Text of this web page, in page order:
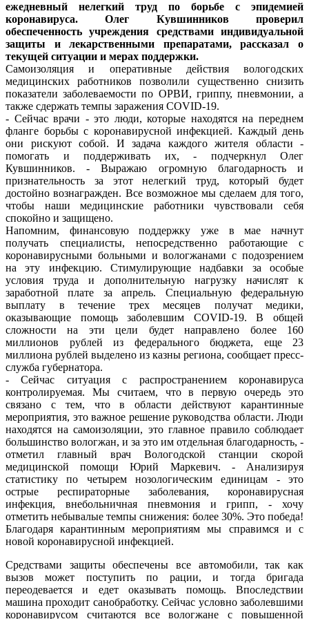
ежедневный нелегкий труд по борьбе с эпидемией
коронавируса. Олег Кувшинников проверил
обеспеченность учреждения средствами индивидуальной
защиты и лекарственными препаратами, рассказал о
текущей ситуации и мерах поддержки.
Самоизоляция и оперативные действия вологодских
медицинских работников позволили существенно снизить
показатели заболеваемости по ОРВИ, гриппу, пневмонии, а
также сдержать темпы заражения COVID-19.
- Сейчас врачи - это люди, которые находятся на переднем
фланге борьбы с коронавирусной инфекцией. Каждый день
они рискуют собой. И задача каждого жителя области -
помогать и поддерживать их, - подчеркнул Олег
Кувшинников. - Выражаю огромную благодарность и
признательность за этот нелегкий труд, который будет
достойно вознагражден. Все возможное мы сделаем для того,
чтобы наши медицинские работники чувствовали себя
спокойно и защищено.
Напомним, финансовую поддержку уже в мае начнут
получать специалисты, непосредственно работающие с
коронавирусными больными и вологжанами с подозрением
на эту инфекцию. Стимулирующие надбавки за особые
условия труда и дополнительную нагрузку начислят к
заработной плате за апрель. Специальную федеральную
выплату в течение трех месяцев получат медики,
оказывающие помощь заболевшим COVID-19. В общей
сложности на эти цели будет направлено более 160
миллионов рублей из федерального бюджета, еще 23
миллиона рублей выделено из казны региона, сообщает пресс-
служба губернатора.
- Сейчас ситуация с распространением коронавируса
контролируемая. Мы считаем, что в первую очередь это
связано с тем, что в области действуют карантинные
мероприятия, это важное решение руководства области. Люди
находятся на самоизоляции, это главное правило соблюдает
большинство вологжан, и за это им отдельная благодарность, -
отметил главный врач Вологодской станции скорой
медицинской помощи Юрий Маркевич. - Анализируя
статистику по четырем нозологическим единицам - это
острые респираторные заболевания, коронавирусная
инфекция, внебольничная пневмония и грипп, - хочу
отметить небывалые темпы снижения: более 30%. Это победа!
Благодаря карантинным мероприятиям мы справимся и с
новой коронавирусной инфекцией.
Средствами защиты обеспечены все автомобили, так как
вызов может поступить по рации, и тогда бригада
переодевается и едет оказывать помощь. Впоследствии
машина проходит санобработку. Сейчас условно заболевшими
коронавирусом считаются все вологжане с повышенной